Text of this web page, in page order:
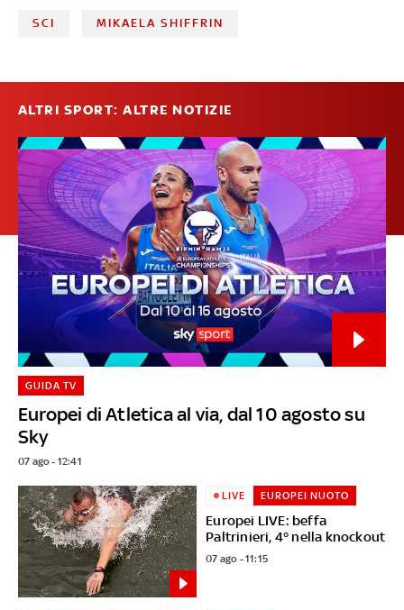
SCI MIKAELA SHIFFRIN
ALTRI SPORT: ALTRE NOTIZIE
Europei di Atletica al via, dal 10 agosto su
Sky
GUIDA TV
07 ago - 12:41
Europei LIVE: beffa
Paltrinieri, 4° nella knockout
LIVE EUROPEI NUOTO
07 ago - 11:15